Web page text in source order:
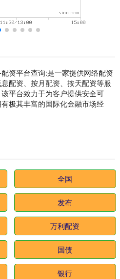
资平台查询:是一家提供网络配资
配资、按月配资、按天配资等服
平台致力于为客户提供安全可
极其丰富的国际化金融市场经
全国
发布
万利配资
国债
银行